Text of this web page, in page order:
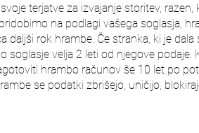
terjatve za izvajanje storitev,
na podlagi vašega soglasja,
daljši rok hrambe. Če stranka, ki je
soglasje velja 2 leti od njegove
hrambo računov še 10 let po
se podatki zbrišejo, uničijo,